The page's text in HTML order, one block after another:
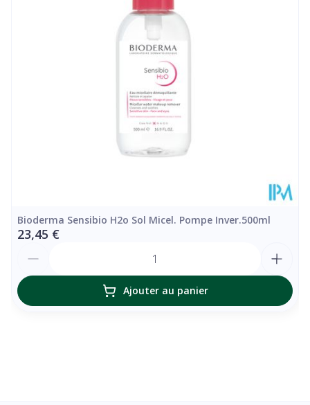
500
Température ambiante (15°C -
25°C)
Bioderma Sensibio H2o Sol Micel. Pompe Inver.500ml
23,45 €
Ajouter au panier